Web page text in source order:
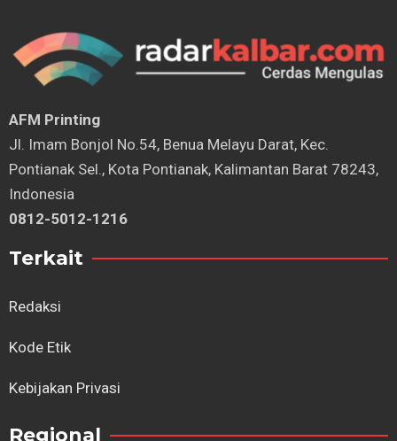
AFM Printing
⁠Jl. Imam Bonjol No.54, Benua Melayu Darat, Kec.
Pontianak Sel., Kota Pontianak, Kalimantan Barat 78243,
Indonesia
0812-5012-1216
Terkait
Redaksi
Kode Etik
Kebijakan Privasi
Regional